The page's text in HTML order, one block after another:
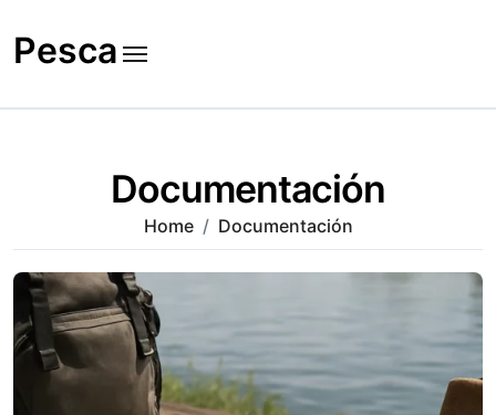
to
content
Pesca
Documentación
Home Documentación